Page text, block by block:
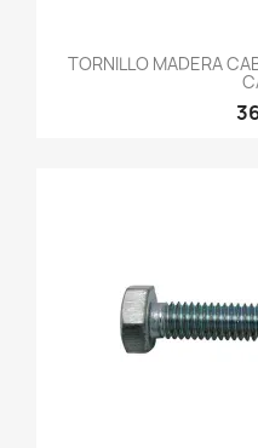
TORNILLO MADERA